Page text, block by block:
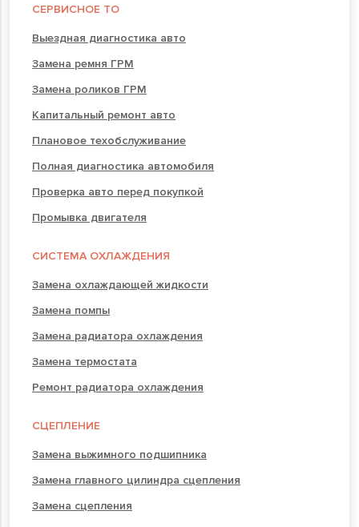
СЕРВИСНОЕ ТО
Выездная диагностика авто
Замена ремня ГРМ
Замена роликов ГРМ
Капитальный ремонт авто
Плановое техобслуживание
Полная диагностика автомобиля
Проверка авто перед покупкой
Промывка двигателя
СИСТЕМА ОХЛАЖДЕНИЯ
Замена охлаждающей жидкости
Замена помпы
Замена радиатора охлаждения
Замена термостата
Ремонт радиатора охлаждения
СЦЕПЛЕНИЕ
Замена выжимного подшипника
Замена главного цилиндра сцепления
Замена сцепления